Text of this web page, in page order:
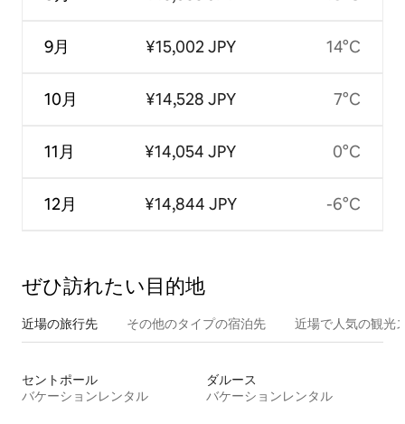
9月
10月
11月
12月
¥15,002 JPY
¥14,528 JPY
¥14,054 JPY
¥14,844 JPY
14°C
7°C
0°C
-6°C
ぜひ訪⁠れ⁠た⁠い目⁠的⁠地
近場の旅行先 その他のタ⁠イ⁠プ⁠の宿⁠泊⁠先 近場で人気の観光
セントポール
バケーションレンタル
ダルース
バケーションレンタル